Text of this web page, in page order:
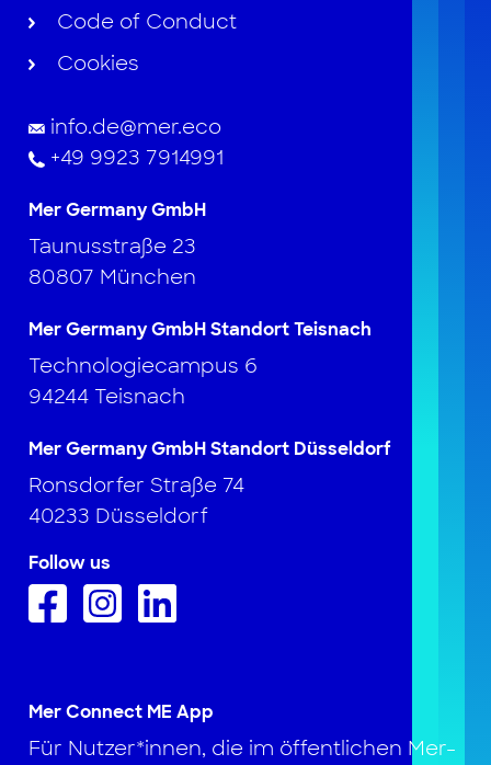
Mer Connect ME App
Für Nutzer*innen, die im öffentlichen Mer-
Code of Conduct
Cookies
info.de@mer.eco
+49 9923 7914991
Mer Germany GmbH
Taunusstraße 23
80807 München
Mer Germany GmbH Standort Teisnach
Technologiecampus 6
94244 Teisnach
Mer Germany GmbH Standort Düsseldorf
Ronsdorfer Straße 74
40233 Düsseldorf
Follow us